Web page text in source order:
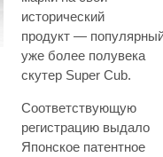
исторический
продукт —
уже более полувека
скутер Super Cub.
Соответствующую
регистрацию выдало
Японское патентное